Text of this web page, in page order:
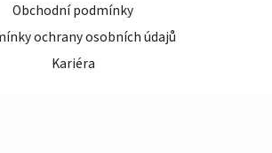
Obchodní podmínky
ochrany osobních údajů
Kariéra